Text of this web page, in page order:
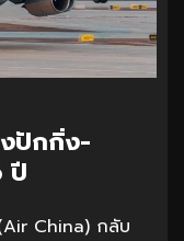
ปักกิ่ง-
ปี
China) กลับ